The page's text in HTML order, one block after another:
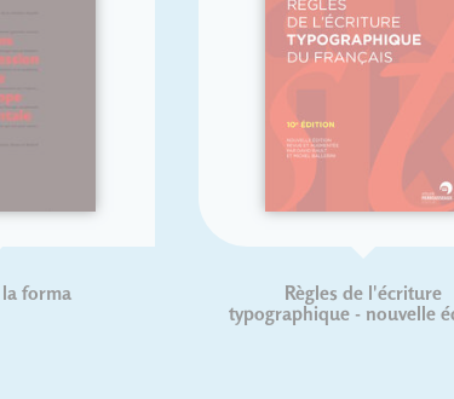
Règles de l'écriture
typographique - nouvelle édition